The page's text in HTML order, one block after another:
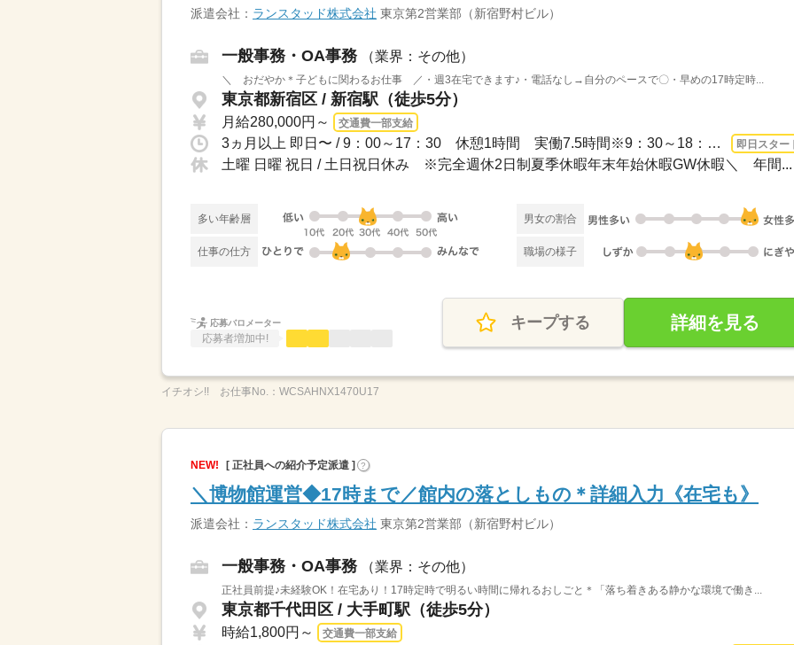
派遣会社： ランスタッド株式会社 東京第2営業部（新宿野村ビル）
一般事務・OA事務 （業界：その他）
＼ おだやか＊子どもに関わるお仕事 ／・週3在宅できます♪・電話なし→自分のペースで〇・早めの17時定時...
東京都新宿区 / 新宿駅（徒歩5分）
月給280,000円～ 交通費一部支給
3ヵ月以上 即日〜 / 9：00～17：30 休憩1時間 実働7.5時間※9：30～18：00、10：00～... 即日スター
土曜 日曜 祝日 / 土日祝日休み ※完全週休2日制夏季休暇年末年始休暇GW休暇＼ 年間...
多い年齢層 男女の割合
仕事の仕方 職場の様子
応募バロメーター
応募者増加中!
キープする 詳細を見る
イチオシ!! お仕事No.： WCSAHNX1470U17
NEW! [ 正社員への紹介予定派遣 ] ?
＼博物館運営◆17時まで／館内の落としもの＊詳細入力《在宅も》
派遣会社： ランスタッド株式会社 東京第2営業部（新宿野村ビル）
一般事務・OA事務 （業界：その他）
正社員前提♪未経験OK！在宅あり！17時定時で明るい時間に帰れるおしごと＊「落ち着きある静かな環境で働き...
東京都千代田区 / 大手町駅（徒歩5分）
時給1,800円～ 交通費一部支給